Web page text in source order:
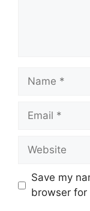
Name
Email
Website
Save my
browser for